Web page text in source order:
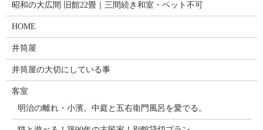
昭和の大広間 旧館22畳｜三間続き和室・ペット不可
HOME
井筒屋
井筒屋の大切にしている事
客室
明治の離れ・小濱。中庭と五右衛門風呂を愛でる。